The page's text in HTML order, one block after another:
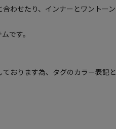
わせたり、インナーとワントーン
です。
おります為、タグのカラー表記と